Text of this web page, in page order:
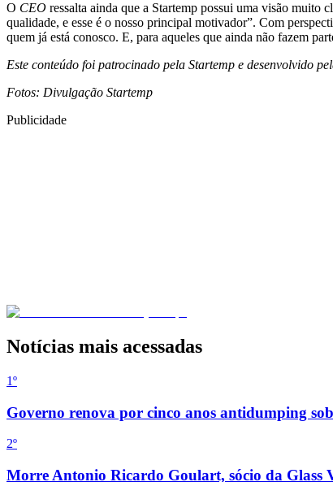
O CEO ressalta ainda que a Startemp possui uma visão muito
qualidade, e esse é o nosso principal motivador”. Com
quem já está conosco. E, para aqueles que ainda não fazem
Este conteúdo foi patrocinado pela Startemp e desenvolvido
Fotos: Divulgação Startemp
Publicidade
Notícias mais acessadas
1º
Governo renova por cinco anos antidumping
2º
Morre Antonio Ricardo Goulart, sócio da Glass